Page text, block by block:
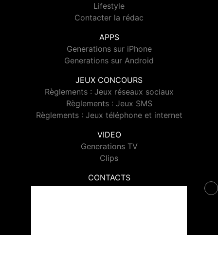
Lifestyle
Contacter la rédac
APPS
Generations sur iPhone
Generations sur Android
JEUX CONCOURS
Règlements : Jeux réseaux sociaux
Règlements : Jeux SMS
Règlements : Jeux téléphone et internet
VIDEO
Generations TV
Clips
CONTACTS
Contacter Generations